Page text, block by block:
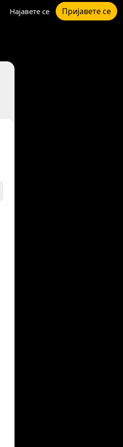
Најавете се Пријавете се